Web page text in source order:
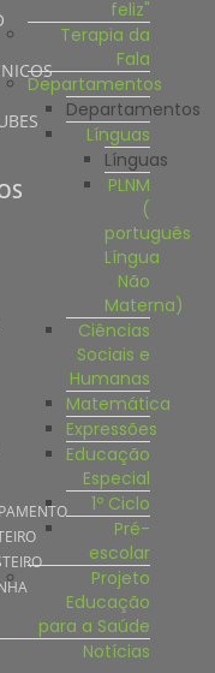
feliz"
Terapia da
Fala
Departamentos
Departamentos
Línguas
Línguas
PLNM
(
português
Língua
Não
Materna)
Ciências
Sociais e
Humanas
Matemática
Expressões
Educação
Especial
1º Ciclo
Pré-
escolar
Projeto
Educação
para a Saúde
Notícias